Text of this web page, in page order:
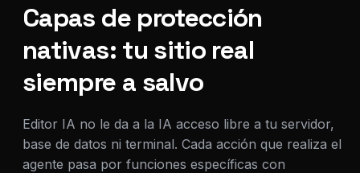
Capas de protección
nativas: tu sitio real
siempre a salvo
Editor IA no le da a la IA acceso libre a tu servidor,
base de datos ni terminal. Cada acción que realiza el
agente pasa por funciones específicas con